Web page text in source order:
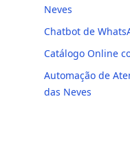
Neves
Chatbot de
Catálogo Online
Automação de
das Neves